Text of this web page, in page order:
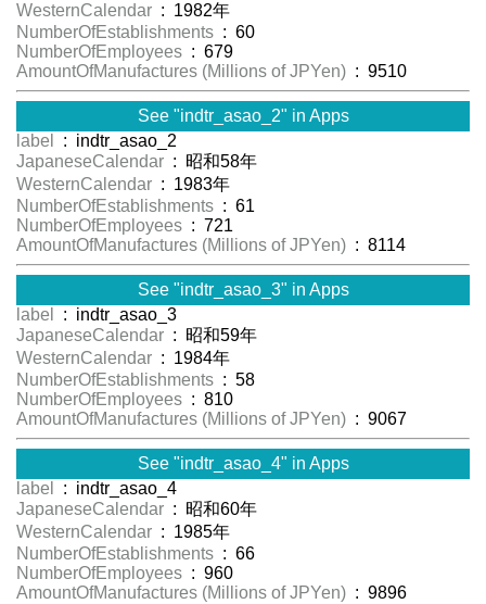
WesternCalendar : 1982年
NumberOfEstablishments : 60
NumberOfEmployees : 679
AmountOfManufactures (Millions of JPYen) : 9510
See "indtr_asao_2" in Apps
label
: indtr_asao_2
JapaneseCalendar : 昭和58年
WesternCalendar : 1983年
NumberOfEstablishments : 61
NumberOfEmployees : 721
AmountOfManufactures (Millions of JPYen) : 8114
See "indtr_asao_3" in Apps
label
: indtr_asao_3
JapaneseCalendar : 昭和59年
WesternCalendar : 1984年
NumberOfEstablishments : 58
NumberOfEmployees : 810
AmountOfManufactures (Millions of JPYen) : 9067
See "indtr_asao_4" in Apps
label
: indtr_asao_4
JapaneseCalendar : 昭和60年
WesternCalendar : 1985年
NumberOfEstablishments : 66
NumberOfEmployees : 960
AmountOfManufactures (Millions of JPYen) : 9896